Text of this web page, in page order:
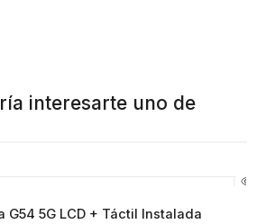
interesarte uno de
G54 5G LCD + Táctil Instalada